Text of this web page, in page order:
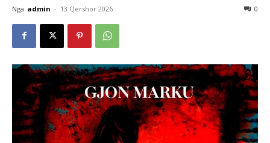
Nga admin - 13 Qershor 2026 0